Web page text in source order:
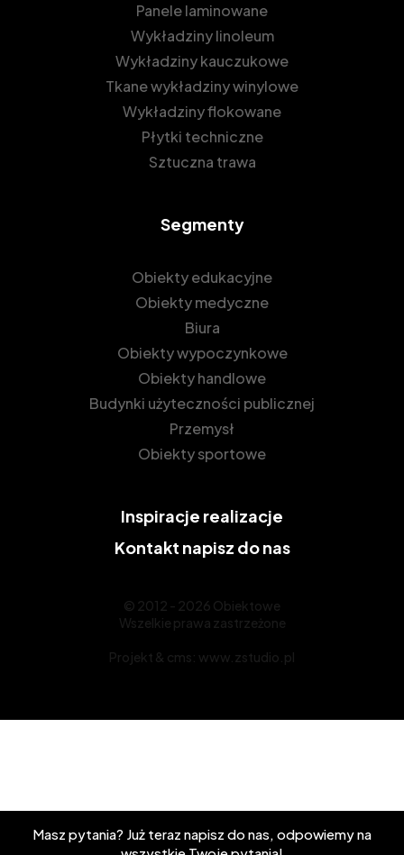
Panele laminowane
Wykładziny linoleum
Wykładziny kauczukowe
Tkane wykładziny winylowe
Wykładziny flokowane
Płytki techniczne
Sztuczna trawa
Segmenty
Obiekty edukacyjne
Obiekty medyczne
Biura
Obiekty wypoczynkowe
Obiekty handlowe
Budynki użyteczności publicznej
Przemysł
Obiekty sportowe
Inspiracje realizacje
Kontakt napisz do nas
© 2012 - 2026 Obiektowe
Wszelkie prawa zastrzeżone
Projekt & cms: www.zstudio.pl
Masz pytania? Już teraz napisz do nas, odpowiemy na